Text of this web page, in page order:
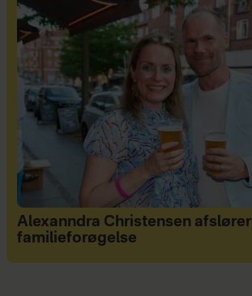
Alexanndra Christensen afslører
familieforøgelse